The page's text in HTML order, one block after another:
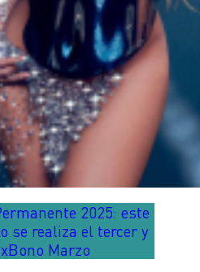
2025: este
se realiza el tercer y
Marzo